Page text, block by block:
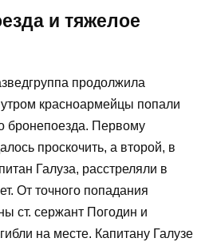
и тяжелое
продолжила
красноармейцы попали
бронепоезда. Первому
проскочить, а второй, в
Галуза, расстреляли в
От точного попадания
ст. сержант Погодин и
на месте. Капитану Галузе